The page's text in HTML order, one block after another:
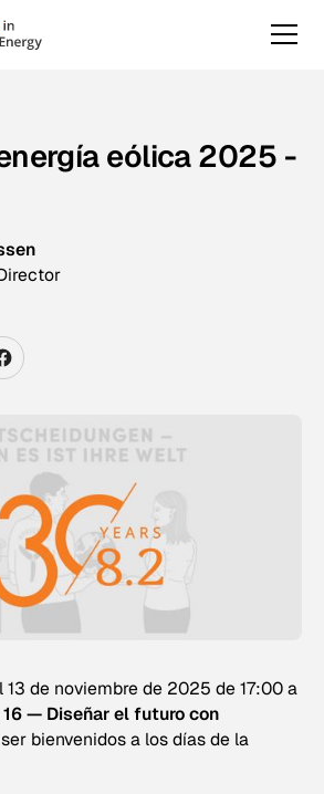
eólica 2025 -
13 de noviembre de 2025 de 17:00 a
16 — Diseñar el futuro con
bienvenidos a los días de la